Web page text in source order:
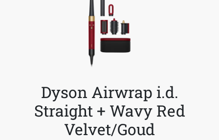
Dyson Airwrap i.d.
Straight + Wavy Red
Velvet/Goud